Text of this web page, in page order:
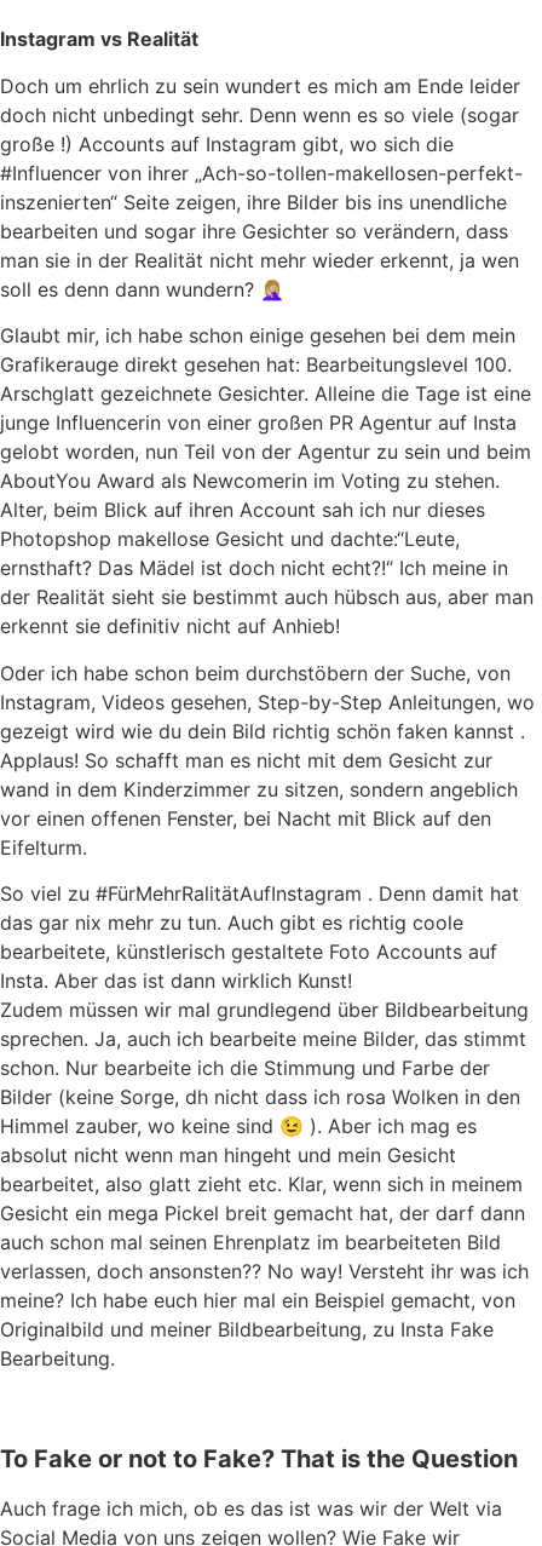
Instagram vs Realität
Doch um ehrlich zu sein wundert es mich am Ende leider
doch nicht unbedingt sehr. Denn wenn es so viele (sogar
große !) Accounts auf Instagram gibt, wo sich die
#Influencer von ihrer „Ach-so-tollen-makellosen-perfekt-
inszenierten“ Seite zeigen, ihre Bilder bis ins unendliche
bearbeiten und sogar ihre Gesichter so verändern, dass
man sie in der Realität nicht mehr wieder erkennt, ja wen
soll es denn dann wundern? 🤦🏼‍♀️
Glaubt mir, ich habe schon einige gesehen bei dem mein
Grafikerauge direkt gesehen hat: Bearbeitungslevel 100.
Arschglatt gezeichnete Gesichter. Alleine die Tage ist eine
junge Influencerin von einer großen PR Agentur auf Insta
gelobt worden, nun Teil von der Agentur zu sein und beim
AboutYou Award als Newcomerin im Voting zu stehen.
Alter, beim Blick auf ihren Account sah ich nur dieses
Photopshop makellose Gesicht und dachte:“Leute,
ernsthaft? Das Mädel ist doch nicht echt?!“ Ich meine in
der Realität sieht sie bestimmt auch hübsch aus, aber man
erkennt sie definitiv nicht auf Anhieb!
Oder ich habe schon beim durchstöbern der Suche, von
Instagram, Videos gesehen, Step-by-Step Anleitungen, wo
gezeigt wird wie du dein Bild richtig schön faken kannst .
Applaus! So schafft man es nicht mit dem Gesicht zur
wand in dem Kinderzimmer zu sitzen, sondern angeblich
vor einen offenen Fenster, bei Nacht mit Blick auf den
Eifelturm.
So viel zu #FürMehrRalitätAufInstagram . Denn damit hat
das gar nix mehr zu tun. Auch gibt es richtig coole
bearbeitete, künstlerisch gestaltete Foto Accounts auf
Insta. Aber das ist dann wirklich Kunst!
Zudem müssen wir mal grundlegend über Bildbearbeitung
sprechen. Ja, auch ich bearbeite meine Bilder, das stimmt
schon. Nur bearbeite ich die Stimmung und Farbe der
Bilder (keine Sorge, dh nicht dass ich rosa Wolken in den
Himmel zauber, wo keine sind 😉 ). Aber ich mag es
absolut nicht wenn man hingeht und mein Gesicht
bearbeitet, also glatt zieht etc. Klar, wenn sich in meinem
Gesicht ein mega Pickel breit gemacht hat, der darf dann
auch schon mal seinen Ehrenplatz im bearbeiteten Bild
verlassen, doch ansonsten?? No way! Versteht ihr was ich
meine? Ich habe euch hier mal ein Beispiel gemacht, von
Originalbild und meiner Bildbearbeitung, zu Insta Fake
Bearbeitung.
To Fake or not to Fake? That is the Question
Auch frage ich mich, ob es das ist was wir der Welt via
Social Media von uns zeigen wollen? Wie Fake wir